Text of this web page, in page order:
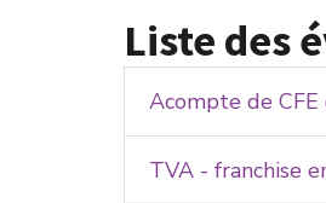
Liste des
Acompte de CFE
TVA - franchise